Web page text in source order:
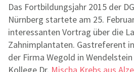
Das Fortbildungsjahr 2015 der
Nürnberg startete am 25.
interessanten Vortrag über die
Zahnimplantaten. Gastreferent
der Firma Wegold in